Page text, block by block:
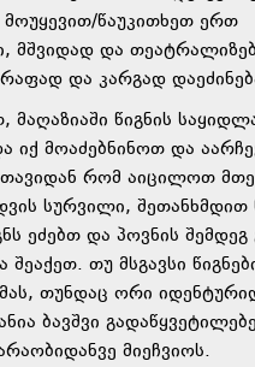
მოუყევით/წაუკითხეთ ერთ
მშვიდად და
და კარგად
მაღაზიაში წიგნის
იქ მოაძებნინოთ და
რომ აიცილოთ
სურვილი, შეთანხმდით
ეძებთ და პოვნის
თუ მსგავსი
თუნდაც ორი
ბავშვი
მიეჩვიოს.